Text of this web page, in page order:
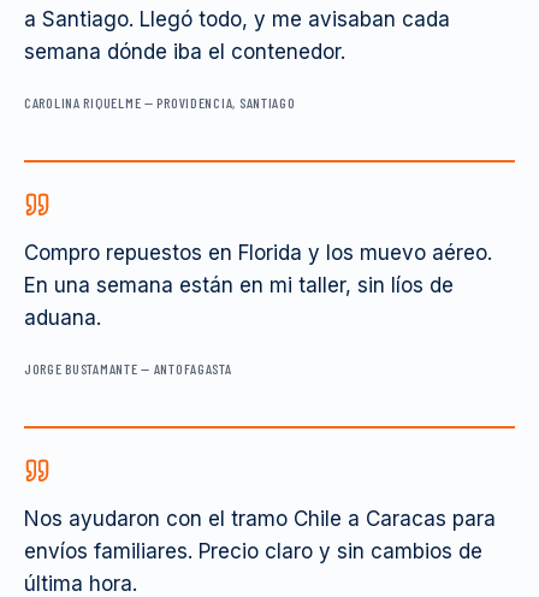
a Santiago. Llegó todo, y me avisaban cada
semana dónde iba el contenedor.
CAROLINA RIQUELME —PROVIDENCIA, SANTIAGO
Compro repuestos en Florida y los muevo aéreo.
En una semana están en mi taller, sin líos de
aduana.
JORGE BUSTAMANTE — ANTOFAGASTA
Nos ayudaron con el tramo Chile a Caracas para
envíos familiares. Precio claro y sin cambios de
última hora.